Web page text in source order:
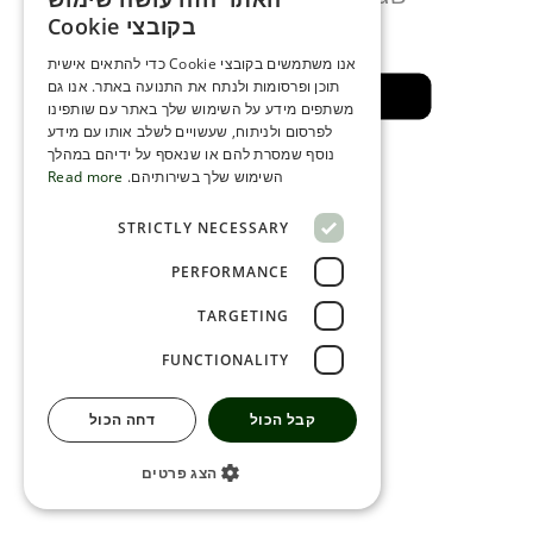
חזרה לאזור בטוח
ENGLISH
SERBIA
HEBREW
RUSSIAN
SERBIAN-2
בקובצי Cookie
אנו משתמשים בקובצי Cookie כדי להתאים אישית
תוכן ופרסומות ולנתח את התנועה באתר. אנו גם
משתפים מידע על השימוש שלך באתר עם שותפינו
לפרסום ולניתוח, שעשויים לשלב אותו עם מידע
נוסף שמסרת להם או שנאסף על ידיהם במהלך
השימוש שלך בשירותיהם. Read more
STRICTLY NECESSARY
PERFORMANCE
TARGETING
FUNCTIONALITY
קבל הכול דחה הכול
הצג פרטים